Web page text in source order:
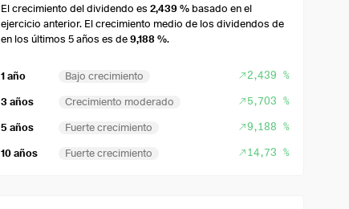
El crecimiento del dividendo es2,439 % basado en el
ejercicio anterior. El crecimiento medio de los dividendos de
en los últimos 5 años es de9,188 %.
1 año Bajo crecimiento 2,439 %
3 años Crecimiento moderado 5,703 %
5 años Fuerte crecimiento 9,188 %
10 años Fuerte crecimiento 14,73 %